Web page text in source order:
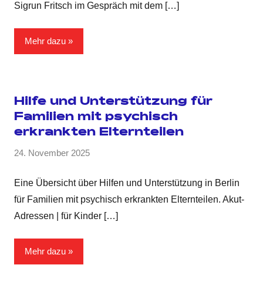
Sigrun Fritsch im Gespräch mit dem […]
Mehr dazu
Hilfe und Unterstützung für
Familien mit psychisch
erkrankten Elternteilen
24. November 2025
Eine Übersicht über Hilfen und Unterstützung in Berlin
für Familien mit psychisch erkrankten Elternteilen. Akut-
Adressen | für Kinder […]
Mehr dazu